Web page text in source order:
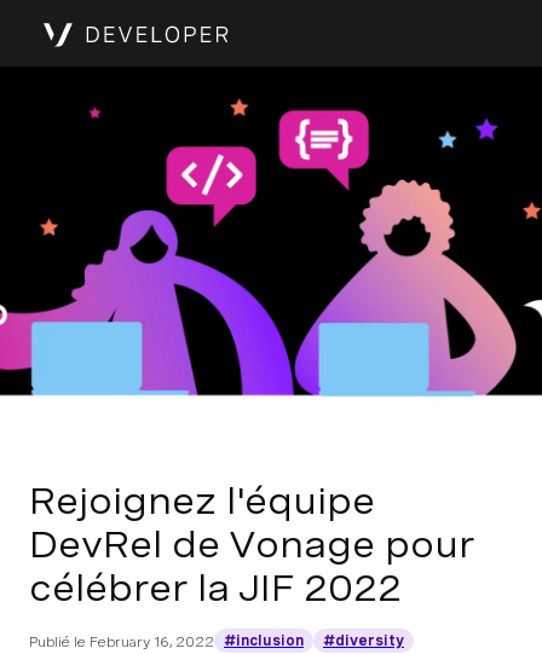
Rejoignez l'équipe
DevRel de Vonage pour
célébrer la JIF 2022
Publié le February 16, 2022 #inclusion
#diversity